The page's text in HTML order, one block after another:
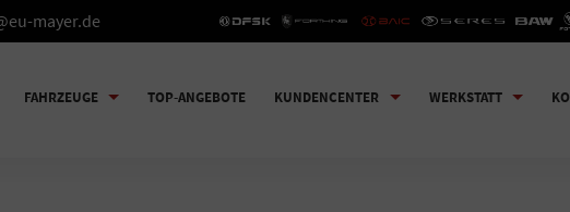
mayer.de
FAHRZEUGE TOP-ANGEBOTE KUNDENCENTER WERKSTATT